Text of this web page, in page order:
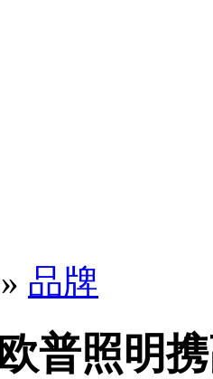
» 品牌
普照明